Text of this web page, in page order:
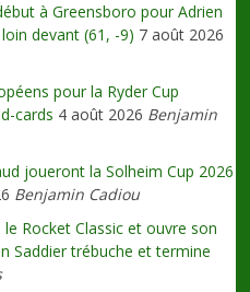
à Greensboro pour Adrien
devant (61, -9) 7 août 2026
pour la Ryder Cup
cards 4 août 2026 Benjamin
joueront la Solheim Cup 2026
Benjamin Cadiou
Rocket Classic et ouvre son
Saddier trébuche et termine